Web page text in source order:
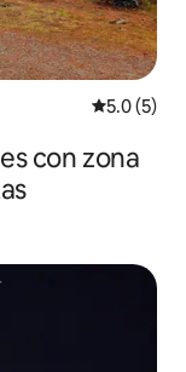
5.0 (5)
con zona